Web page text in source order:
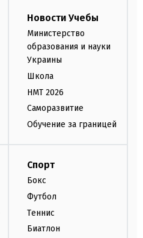
Новости Учебы
Министерство
образования и науки
Украины
Школа
НМТ 2026
Саморазвитие
Обучение за границей
Спорт
Бокс
Футбол
Теннис
Биатлон